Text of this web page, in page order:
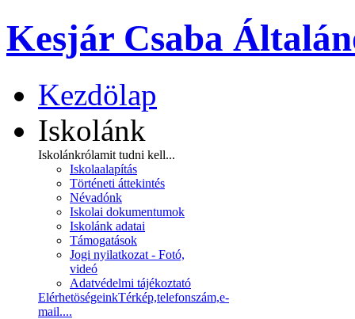
Kesjár Csaba
Kezdölap
Iskolánk
Iskolánkrólamit tudni kell...
Iskolaalapítás
Történeti áttekintés
Névadónk
Iskolai dokumentumok
Iskolánk adatai
Támogatások
Jogi nyilatkozat - Fotó,
videó
Adatvédelmi tájékoztató
ElérhetöségeinkTérkép,telefonszám,e-
mail....